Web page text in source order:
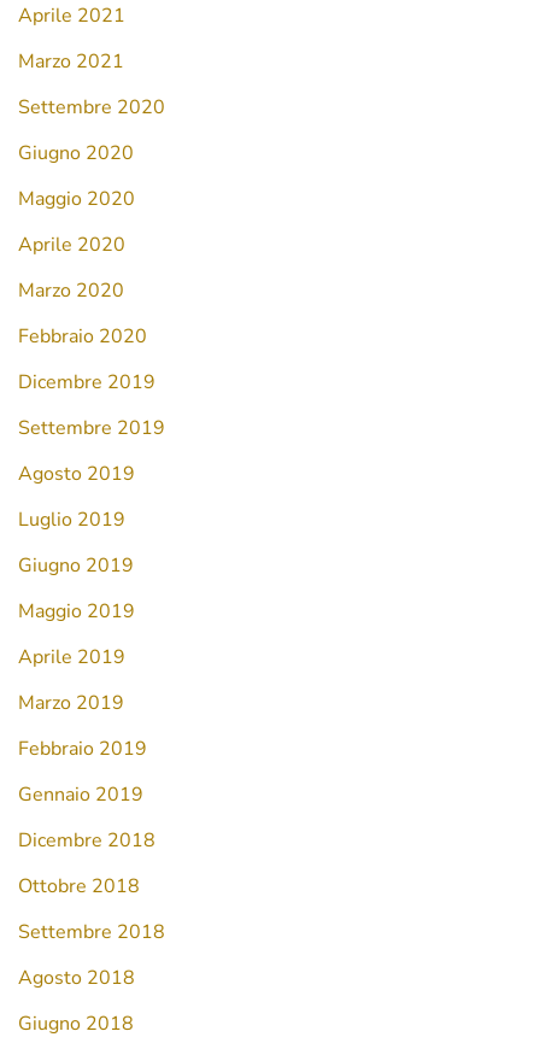
Aprile 2021
Marzo 2021
Settembre 2020
Giugno 2020
Maggio 2020
Aprile 2020
Marzo 2020
Febbraio 2020
Dicembre 2019
Settembre 2019
Agosto 2019
Luglio 2019
Giugno 2019
Maggio 2019
Aprile 2019
Marzo 2019
Febbraio 2019
Gennaio 2019
Dicembre 2018
Ottobre 2018
Settembre 2018
Agosto 2018
Giugno 2018